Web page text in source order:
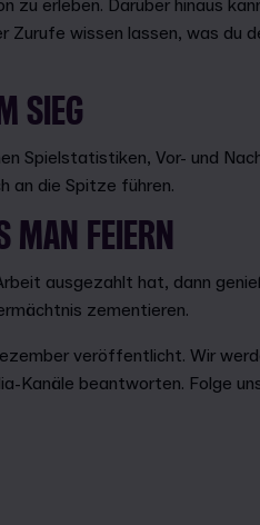
zu erleben. Darüber hinaus
Zurufe wissen lassen, was
SIEG
Spielstatistiken, Vor- und
an die Spitze führen.
MAN FEIERN
ausgezahlt hat, dann
zementieren.
veröffentlicht. Wir
Kanäle beantworten. Folge